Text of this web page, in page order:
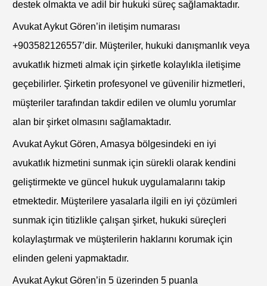
destek olmakta ve adil bir hukuki süreç sağlamaktadır.
Avukat Aykut Gören’in iletişim numarası
+903582126557’dir. Müşteriler, hukuki danışmanlık veya
avukatlık hizmeti almak için şirketle kolaylıkla iletişime
geçebilirler. Şirketin profesyonel ve güvenilir hizmetleri,
müşteriler tarafından takdir edilen ve olumlu yorumlar
alan bir şirket olmasını sağlamaktadır.
Avukat Aykut Gören, Amasya bölgesindeki en iyi
avukatlık hizmetini sunmak için sürekli olarak kendini
geliştirmekte ve güncel hukuk uygulamalarını takip
etmektedir. Müşterilere yasalarla ilgili en iyi çözümleri
sunmak için titizlikle çalışan şirket, hukuki süreçleri
kolaylaştırmak ve müşterilerin haklarını korumak için
elinden geleni yapmaktadır.
Avukat Aykut Gören’in 5 üzerinden 5 puanla